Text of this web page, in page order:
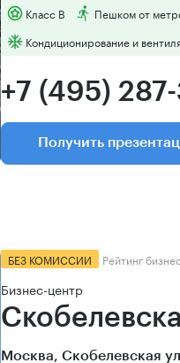
Класс B
Пешком от
Кондиционирование и
+7 (495)
Получить
БЕЗ КОМИССИИ Рейтинг
Бизнес-центр
Москва, Скобелевская